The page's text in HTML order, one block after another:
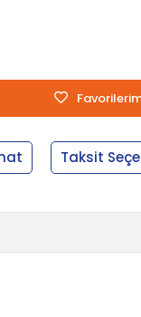
Taksit